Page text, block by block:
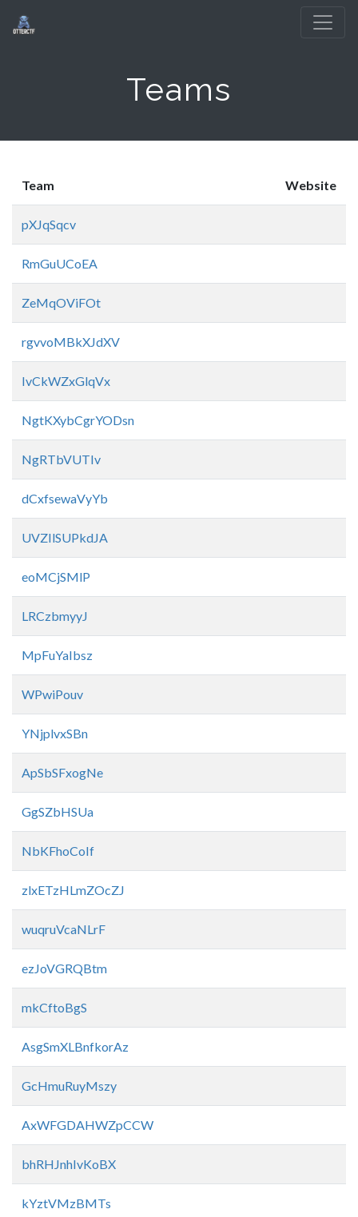
Teams
Team Website
pXJqSqcv
RmGuUCoEA
ZeMqOViFOt
rgvvoMBkXJdXV
IvCkWZxGlqVx
NgtKXybCgrYODsn
NgRTbVUTIv
dCxfsewaVyYb
UVZIlSUPkdJA
eoMCjSMlP
LRCzbmyyJ
MpFuYaIbsz
WPwiPouv
YNjplvxSBn
ApSbSFxogNe
GgSZbHSUa
NbKFhoCoIf
zlxETzHLmZOcZJ
wuqruVcaNLrF
ezJoVGRQBtm
mkCftoBgS
AsgSmXLBnfkorAz
GcHmuRuyMszy
AxWFGDAHWZpCCW
bhRHJnhIvKoBX
kYztVMzBMTs